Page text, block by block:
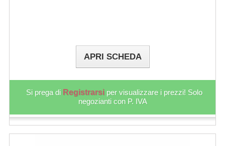
APRI SCHEDA
Si prega di Registrarsi per visualizzare i prezzi! Solo
negozianti con P. IVA